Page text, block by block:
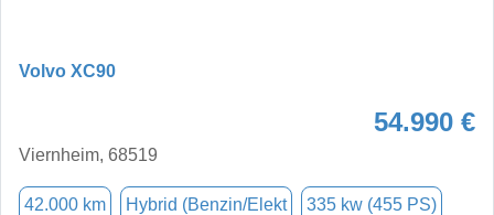
Volvo XC90
54.990 €
Viernheim, 68519
42.000 km Hybrid (Benzin/Elekt 335 kw (455 PS)